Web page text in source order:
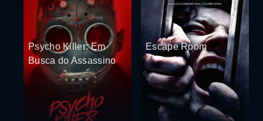
Psycho Killer: Em
Busca do Assassino
Escape Room